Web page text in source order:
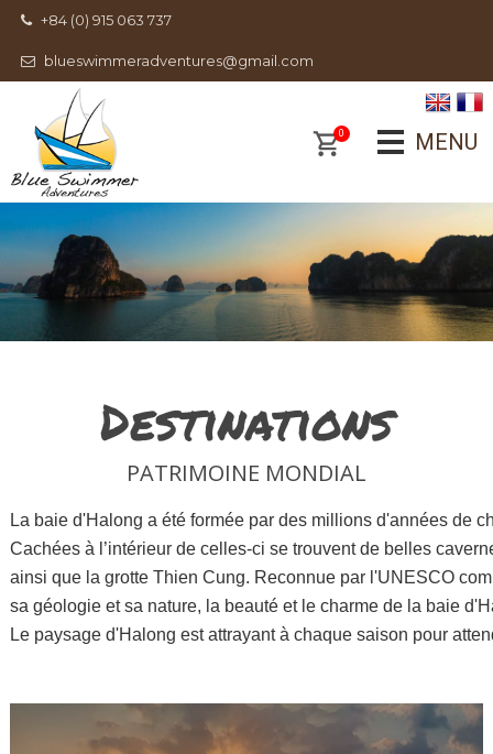
+84 (0) 915 063 737
blueswimmeradventures@gmail.com
0 MENU
Destinations
PATRIMOINE MONDIAL
La baie d'Halong a été formée par des millions d'années de
Cachées à l’intérieur de celles-ci se trouvent de belles
ainsi que la grotte Thien Cung. Reconnue par l'UNESCO
sa géologie et sa nature, la beauté et le charme de la baie
Le paysage d'Halong est attrayant à chaque saison pour